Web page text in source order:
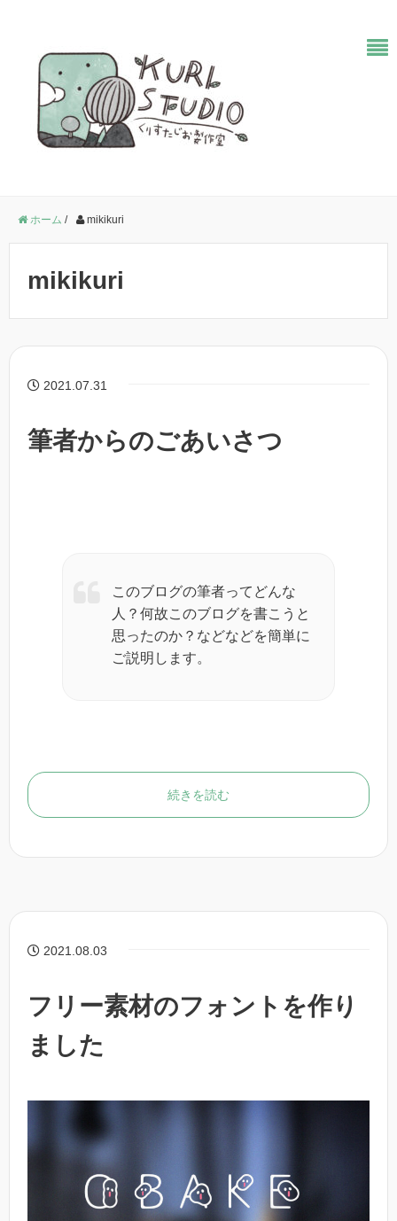
ホーム / mikikuri
mikikuri
2021.07.31
筆者からのごあいさつ
このブログの筆者ってどんな
人？何故このブログを書こうと
思ったのか？などなどを簡単に
ご説明します。
続きを読む
2021.08.03
フリー素材のフォントを作り
ました